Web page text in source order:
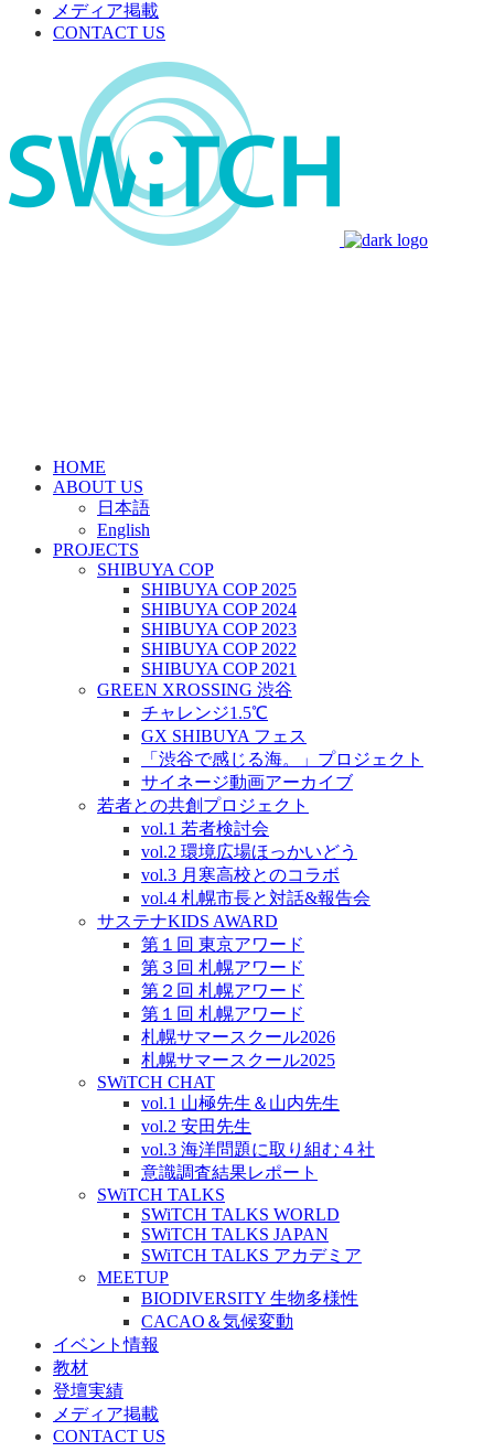
メディア掲載
CONTACT US
HOME
ABOUT US
日本語
English
PROJECTS
SHIBUYA COP
SHIBUYA COP 2025
SHIBUYA COP 2024
SHIBUYA COP 2023
SHIBUYA COP 2022
SHIBUYA COP 2021
GREEN XROSSING 渋谷
チャレンジ1.5℃
GX SHIBUYA フェス
「渋谷で感じる海。」プロジェクト
サイネージ動画アーカイブ
若者との共創プロジェクト
vol.1 若者検討会
vol.2 環境広場ほっかいどう
vol.3 月寒高校とのコラボ
vol.4 札幌市長と対話&報告会
サステナKIDS AWARD
第１回 東京アワード
第３回 札幌アワード
第２回 札幌アワード
第１回 札幌アワード
札幌サマースクール2026
札幌サマースクール2025
SWiTCH CHAT
vol.1 山極先生＆山内先生
vol.2 安田先生
vol.3 海洋問題に取り組む４社
意識調査結果レポート
SWiTCH TALKS
SWiTCH TALKS WORLD
SWiTCH TALKS JAPAN
SWiTCH TALKS アカデミア
MEETUP
BIODIVERSITY 生物多様性
CACAO＆気候変動
イベント情報
教材
登壇実績
メディア掲載
CONTACT US